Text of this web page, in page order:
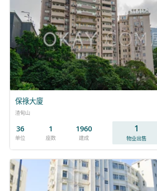
保祿大廈
渣甸山
36
单位
1
座数
1960
建成
1
物业出售